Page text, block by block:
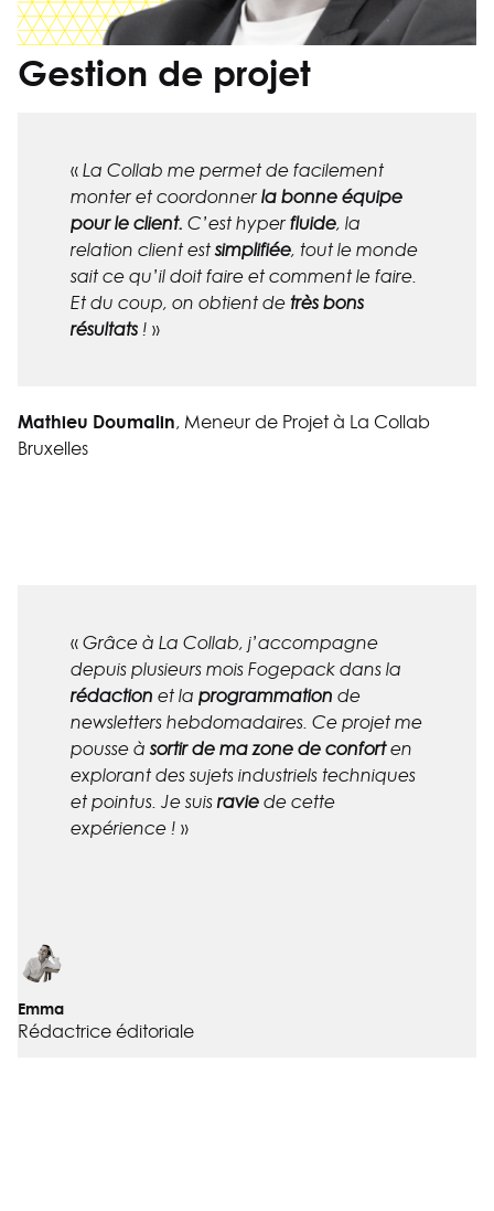
Gestion de projet
« La Collab me permet de facilement
monter et coordonner la bonne équipe
pour le client. C’est hyper fluide, la
relation client estsimplifiée, tout le monde
sait ce qu’il doit faire et comment le faire.
Et du coup, on obtient de très bons
résultats ! »
Mathieu Doumalin, Meneur de Projet à La Collab
Bruxelles
« Grâce à La Collab, j’accompagne
depuis plusieurs mois Fogepack dans la
rédaction et la programmation de
newsletters hebdomadaires. Ce projet me
pousse àsortir de ma zone de conforten
explorant des sujets industriels techniques
et pointus. Je suisravie de cette
expérience ! »
Emma
Rédactrice éditoriale